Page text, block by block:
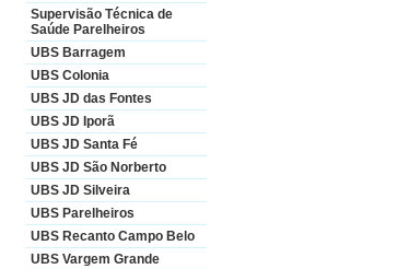
Supervisão Técnica de
Saúde Parelheiros
UBS Barragem
UBS Colonia
UBS JD das Fontes
UBS JD Iporã
UBS JD Santa Fé
UBS JD São Norberto
UBS JD Silveira
UBS Parelheiros
UBS Recanto Campo Belo
UBS Vargem Grande